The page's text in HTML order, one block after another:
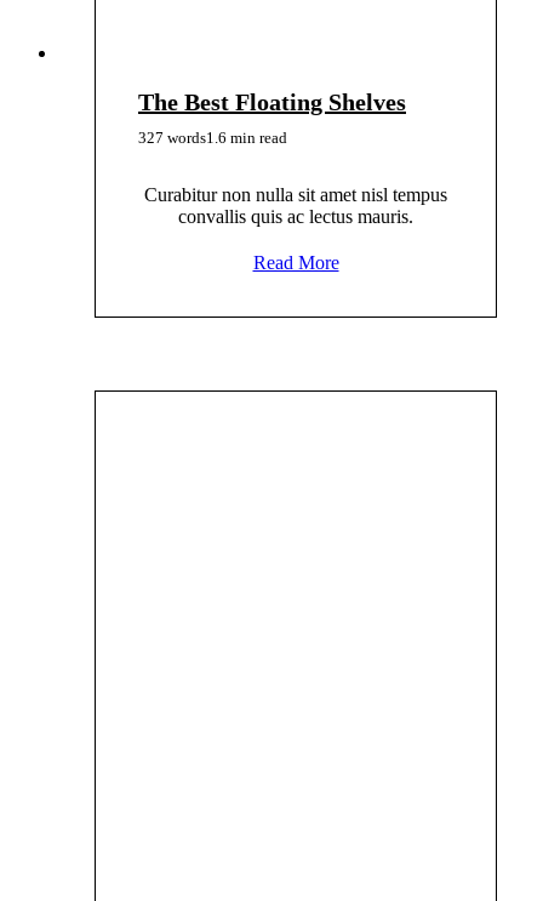
The Best Floating Shelves
327 words1.6 min read
Curabitur non nulla sit amet nisl tempus
convallis quis ac lectus mauris.
Read More